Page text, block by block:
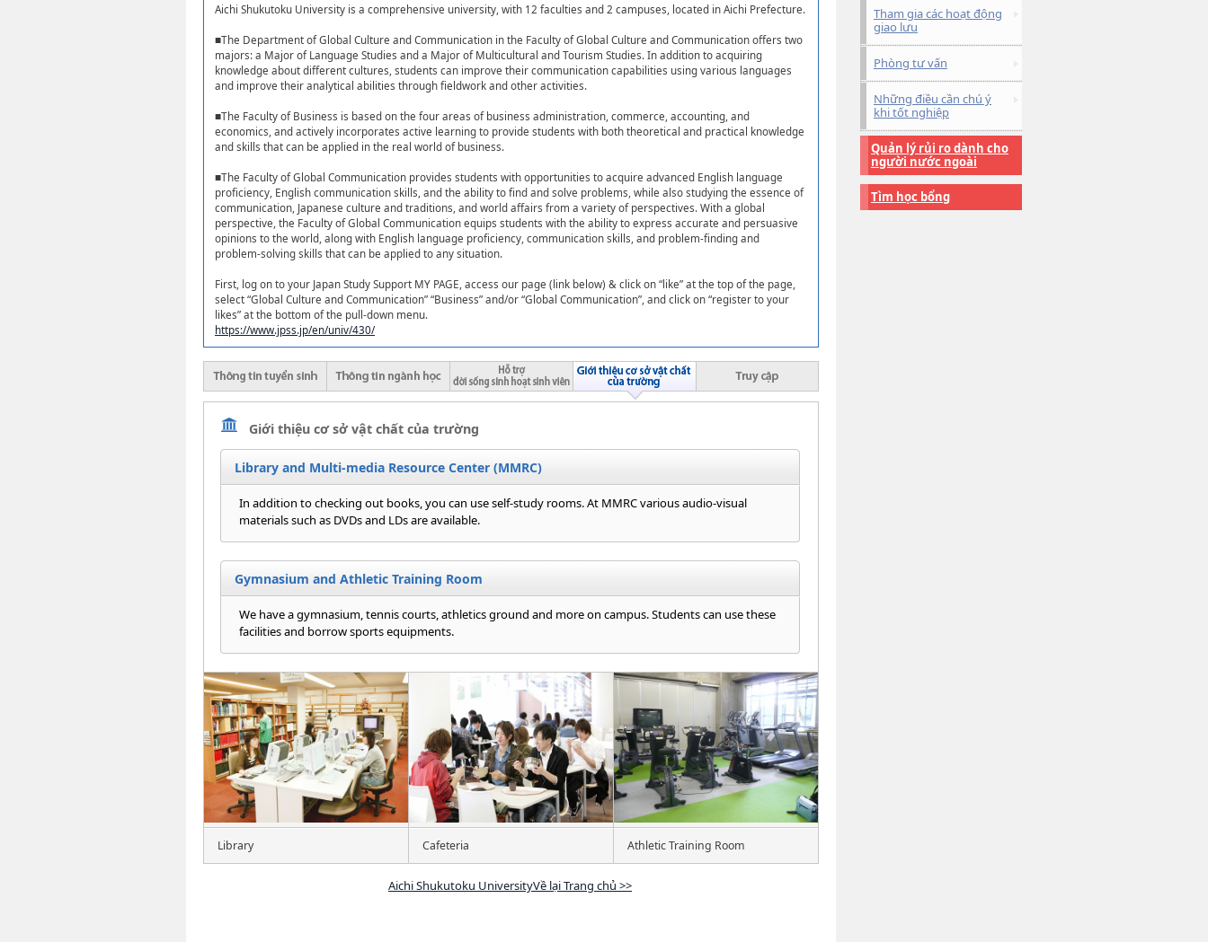
Aichi Shukutoku University is a comprehensive university, with 12 faculties and 2 campuses, located in Aichi Prefecture.
■The Department of Global Culture and Communication in the Faculty of Global Culture and Communication offers two
majors: a Major of Language Studies and a Major of Multicultural and Tourism Studies. In addition to acquiring
knowledge about different cultures, students can improve their communication capabilities using various languages
and improve their analytical abilities through fieldwork and other activities.
■The Faculty of Business is based on the four areas of business administration, commerce, accounting, and
economics, and actively incorporates active learning to provide students with both theoretical and practical knowledge
and skills that can be applied in the real world of business.
■The Faculty of Global Communication provides students with opportunities to acquire advanced English language
proficiency, English communication skills, and the ability to find and solve problems, while also studying the essence of
communication, Japanese culture and traditions, and world affairs from a variety of perspectives. With a global
perspective, the Faculty of Global Communication equips students with the ability to express accurate and persuasive
opinions to the world, along with English language proficiency, communication skills, and problem-finding and
problem-solving skills that can be applied to any situation.
First, log on to your Japan Study Support MY PAGE, access our page (link below) & click on “like” at the top of the page,
select “Global Culture and Communication” “Business” and/or “Global Communication”, and click on “register to your
likes” at the bottom of the pull-down menu.
https://www.jpss.jp/en/univ/430/
Giới thiệu cơ sở vật chất của trường
Library and Multi-media Resource Center (MMRC)
In addition to checking out books, you can use self-study rooms. At MMRC various audio-visual
materials such as DVDs and LDs are available.
Gymnasium and Athletic Training Room
We have a gymnasium, tennis courts, athletics ground and more on campus. Students can use these
facilities and borrow sports equipments.
Library Cafeteria Athletic Training Room
Aichi Shukutoku UniversityVề lại Trang chủ >>
Tham gia các hoạt động
giao lưu
Phòng tư vấn
Những điều cần chú ý
khi tốt nghiệp
Quản lý rủi ro dành cho
người nước ngoài
Tìm học bổng